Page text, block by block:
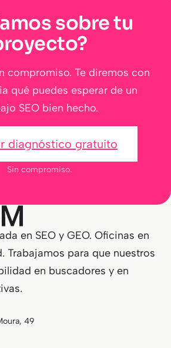
sobre tu
compromiso. Te diremos con
qué puedes esperar de un
SEO bien hecho.
diagnóstico gratuito
Sin compromiso.
en SEO y GEO. Oficinas en
Trabajamos para que nuestros
en buscadores y en
49